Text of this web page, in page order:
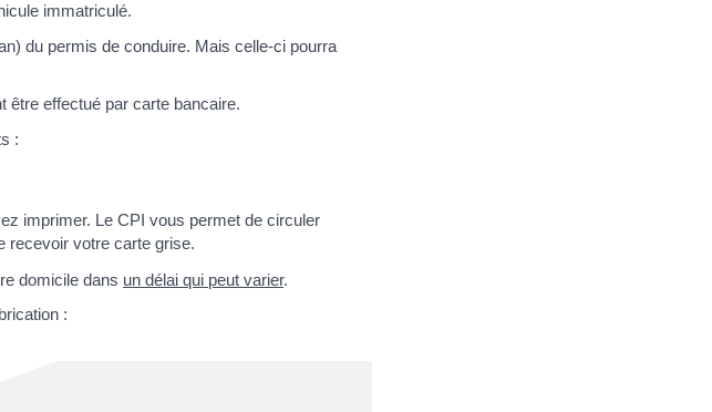
immatriculé.
du permis de conduire. Mais celle-ci pourra
être effectué par carte bancaire.
:
imprimer. Le CPI vous permet de circuler
recevoir votre carte grise.
domicile dans un délai qui peut varier.
: